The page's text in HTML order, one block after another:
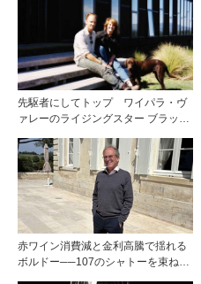
先駆者にしてトップ ワイパラ・ヴ
ァレーのライジングスター ブラッ
赤ワイン消費減と金利高騰で揺れる
ボルドー──107のシャトーを束ねる